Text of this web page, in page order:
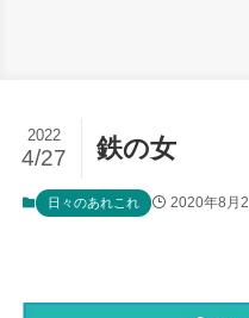
鉄の女
2022
4/27
日々のあれこれ 2020年8月